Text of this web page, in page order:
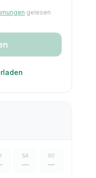
gelesen
SA
—
SO
—